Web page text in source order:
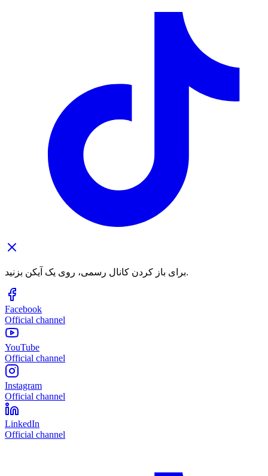
برای باز کردن کانال رسمی، روی یک آیکن بزنید.
Facebook
Official channel
YouTube
Official channel
Instagram
Official channel
LinkedIn
Official channel